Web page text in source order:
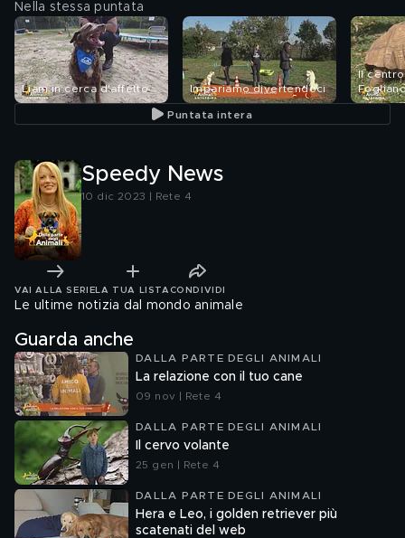
Nella stessa puntata
Liam in cerca d'affetto Impariamo divertendoci
Il
Puntata intera
Speedy News
10 dic 2023 | Rete 4
VAI ALLA SERIE LA TUA LISTA CONDIVIDI
Le ultime notizia dal mondo animale
Guarda anche
DALLA PARTE DEGLI ANIMALI
La relazione con il tuo cane
09 nov | Rete 4
DALLA PARTE DEGLI ANIMALI
Il cervo volante
25 gen | Rete 4
DALLA PARTE DEGLI ANIMALI
Hera e Leo, i golden retriever più
scatenati del web